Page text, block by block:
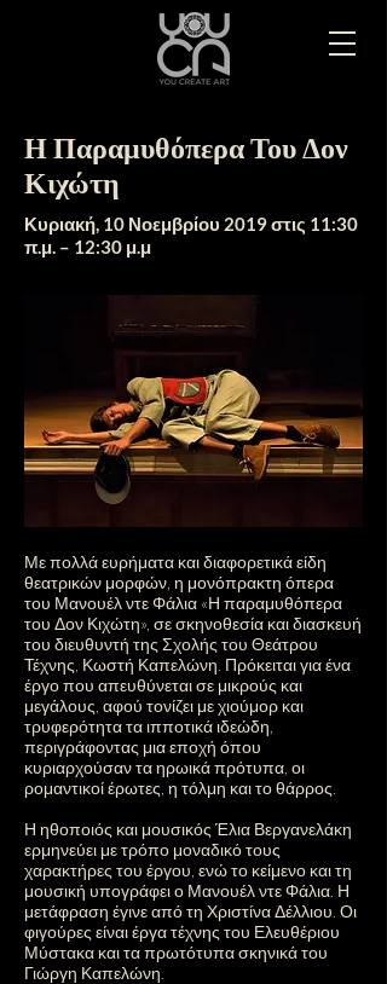
Η Παραμυθόπερα Του Δον
Κιχώτη
Κυριακή, 10 Νοεμβρίου 2019 στις 11:30
π.μ. – 12:30 μ.μ
Με πολλά ευρήματα και διαφορετικά είδη
θεατρικών μορφών, η μονόπρακτη όπερα
του Μανουέλ ντε Φάλια «Η παραμυθόπερα
του Δον Κιχώτη», σε σκηνοθεσία και διασκευή
του διευθυντή της Σχολής του Θεάτρου
Τέχνης, Κωστή Καπελώνη. Πρόκειται για ένα
έργο που απευθύνεται σε μικρούς και
μεγάλους, αφού τονίζει με χιούμορ και
τρυφερότητα τα ιπποτικά ιδεώδη,
περιγράφοντας μια εποχή όπου
κυριαρχούσαν τα ηρωικά πρότυπα, οι
ρομαντικοί έρωτες, η τόλμη και το θάρρος.
Η ηθοποιός και μουσικός Έλια Βεργανελάκη
ερμηνεύει με τρόπο μοναδικό τους
χαρακτήρες του έργου, ενώ το κείμενο και τη
μουσική υπογράφει ο Μανουέλ ντε Φάλια. Η
μετάφραση έγινε από τη Χριστίνα Δέλλιου. Οι
φιγούρες είναι έργα τέχνης του Ελευθέριου
Μύστακα και τα πρωτότυπα σκηνικά του
Γιώργη Καπελώνη.